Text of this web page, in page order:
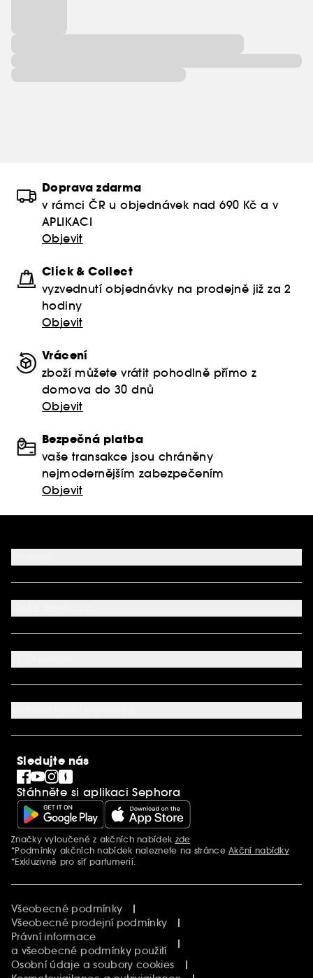
Doprava zdarma
v rámci ČR u objednávek nad 690 Kč a v
APLIKACI
Objevit
Click & Collect
vyzvednutí objednávky na prodejně již za 2
hodiny
Objevit
Vrácení
zboží můžete vrátit pohodlně přímo z
domova do 30 dnů
Objevit
Bezpečná platba
vaše transakce jsou chráněny
nejmodernějším zabezpečením
Objevit
FAQ
Podmínky Nabídek
Kontaktujte nás
Mapa stránky
Můj účet
Aplikace SEPHORA
Nastavení souborů cookie
O společnosti Sephora
Kariéra
SEPHORiA
Blog Sephora
Singles´ Day
Black Friday
Cyber Monday
Vánoce
Sledujte nás
Stáhněte si aplikaci Sephora
Další informace
Značky vyloučené z akčních nabídek zde
*Podmínky akčních nabídek naleznete na stránceAkční nabídky
*Exkluzivně pro síť parfumerií.
Všeobecné podmínky
Všeobecné prodejní podmínky
Právní informace
a všeobecné podmínky použití
Osobní údaje a soubory cookies